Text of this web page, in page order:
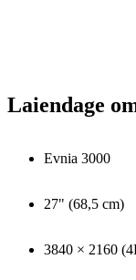
Laiendage
Evnia 3000
27" (68,5 cm)
3840 × 2160